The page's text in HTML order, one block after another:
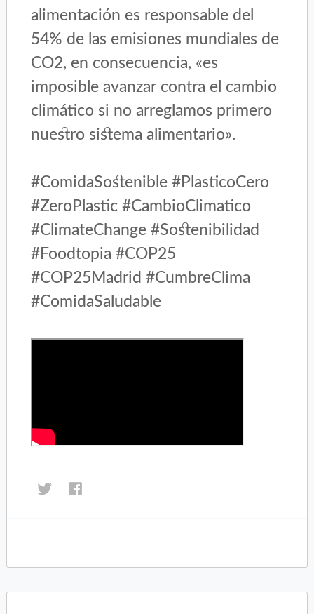
alimentación es responsable del
54% de las emisiones mundiales de
CO2, en consecuencia, «es
imposible avanzar contra el cambio
climático si no arreglamos primero
nuestro sistema alimentario».
#ComidaSostenible #PlasticoCero
#ZeroPlastic #CambioClimatico
#ClimateChange #Sostenibilidad
#Foodtopia #COP25
#COP25Madrid #CumbreClima
#ComidaSaludable
Haz
clic
Twitter
abre
Facebook
abre